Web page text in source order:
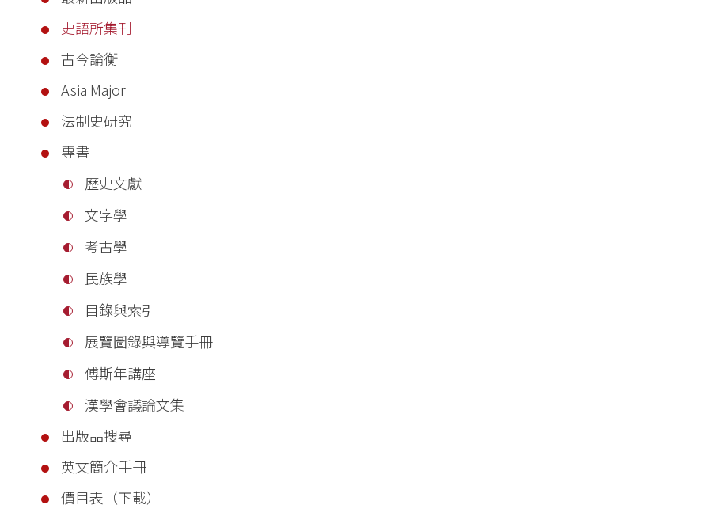
史語所集刊
古今論衡
Asia Major
法制史研究
專書
歷史文獻
文字學
考古學
民族學
目錄與索引
展覽圖錄與導覽手冊
傅斯年講座
漢學會議論文集
出版品搜尋
英文簡介手冊
價目表（下載）